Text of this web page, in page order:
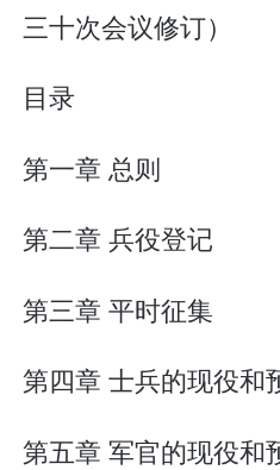
三十次会议修订）
目录
第一章 总则
第二章 兵役登记
第三章 平时征集
第四章 士兵的现役和
第五章 军官的现役和